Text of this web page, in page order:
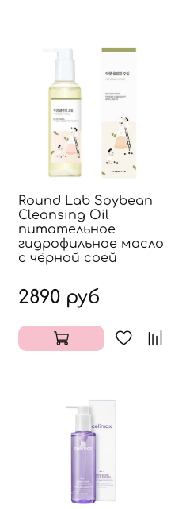
Round Lab Soybean
Cleansing Oil
питательное
гидрофильное масло
с чёрной соей
2890 руб